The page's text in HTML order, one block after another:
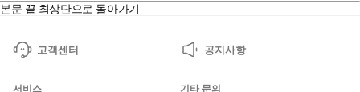
본문 끝 최상단으로 돌아가기
고객센터 공지사항
서비스
기타 문의